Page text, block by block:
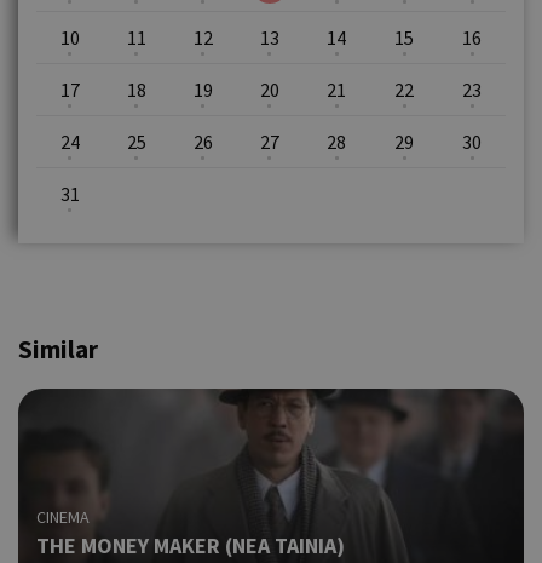
10 11 12 13 14 15 16
17 18 19 20 21 22 23
24 25 26 27 28 29 30
31
Similar
CINEMA
THE MONEY MAKER (ΝΕΑ ΤΑΙΝΙΑ)